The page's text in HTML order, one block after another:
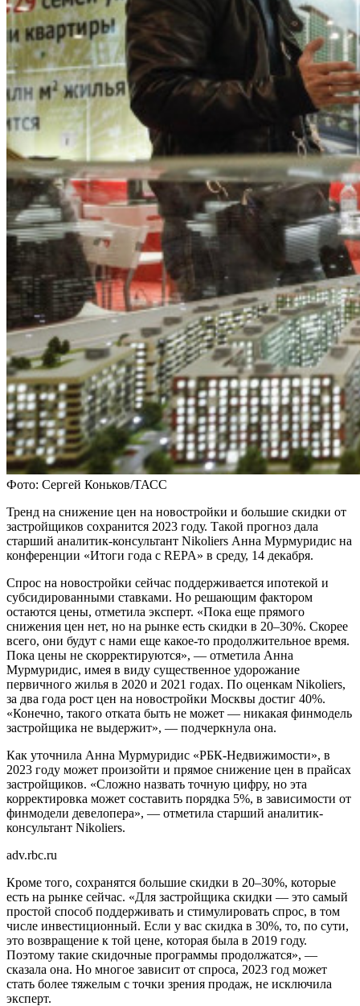
Фото: Сергей Коньков/ТАСС
Тренд на снижение цен на новостройки и большие скидки от
застройщиков сохранится 2023 году. Такой прогноз дала
старший аналитик-консультант Nikoliers Анна Мурмуридис на
конференции «Итоги года с REPA» в среду, 14 декабря.
Спрос на новостройки сейчас поддерживается ипотекой и
субсидированными ставками. Но решающим фактором
остаются цены, отметила эксперт. «Пока еще прямого
снижения цен нет, но на рынке есть скидки в 20–30%. Скорее
всего, они будут с нами еще какое-то продолжительное время.
Пока цены не скорректируются», — отметила Анна
Мурмуридис, имея в виду существенное удорожание
первичного жилья в 2020 и 2021 годах. По оценкам Nikoliers,
за два года рост цен на новостройки Москвы достиг 40%.
«Конечно, такого отката быть не может — никакая финмодель
застройщика не выдержит», — подчеркнула она.
Как уточнила Анна Мурмуридис «РБК-Недвижимости», в
2023 году может произойти и прямое снижение цен в прайсах
застройщиков. «Сложно назвать точную цифру, но эта
корректировка может составить порядка 5%, в зависимости от
финмодели девелопера», — отметила старший аналитик-
консультант Nikoliers.
adv.rbc.ru
Кроме того, сохранятся большие скидки в 20–30%, которые
есть на рынке сейчас. «Для застройщика скидки — это самый
простой способ поддерживать и стимулировать спрос, в том
числе инвестиционный. Если у вас скидка в 30%, то, по сути,
это возвращение к той цене, которая была в 2019 году.
Поэтому такие скидочные программы продолжатся», —
сказала она. Но многое зависит от спроса, 2023 год может
стать более тяжелым с точки зрения продаж, не исключила
эксперт.